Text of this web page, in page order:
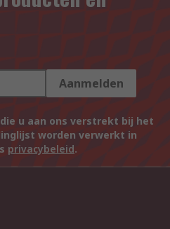
Aanmelden
u aan ons verstrekt bij het
worden verwerkt in
privacybeleid.